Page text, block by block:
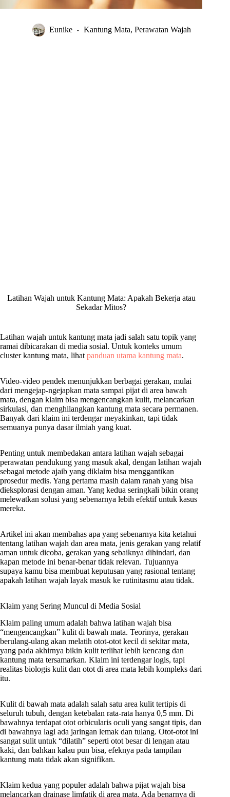
Eunike Kantung Mata, Perawatan Wajah
Latihan Wajah untuk Kantung Mata: Apakah Bekerja atau
Sekadar Mitos?
Latihan wajah untuk kantung mata jadi salah satu topik yang
ramai dibicarakan di media sosial. Untuk konteks umum
cluster kantung mata, lihat panduan utama kantung mata.
Video-video pendek menunjukkan berbagai gerakan, mulai
dari mengejap-ngejapkan mata sampai pijat di area bawah
mata, dengan klaim bisa mengencangkan kulit, melancarkan
sirkulasi, dan menghilangkan kantung mata secara permanen.
Banyak dari klaim ini terdengar meyakinkan, tapi tidak
semuanya punya dasar ilmiah yang kuat.
Penting untuk membedakan antara latihan wajah sebagai
perawatan pendukung yang masuk akal, dengan latihan wajah
sebagai metode ajaib yang diklaim bisa menggantikan
prosedur medis. Yang pertama masih dalam ranah yang bisa
dieksplorasi dengan aman. Yang kedua seringkali bikin orang
melewatkan solusi yang sebenarnya lebih efektif untuk kasus
mereka.
Artikel ini akan membahas apa yang sebenarnya kita ketahui
tentang latihan wajah dan area mata, jenis gerakan yang relatif
aman untuk dicoba, gerakan yang sebaiknya dihindari, dan
kapan metode ini benar-benar tidak relevan. Tujuannya
supaya kamu bisa membuat keputusan yang rasional tentang
apakah latihan wajah layak masuk ke rutinitasmu atau tidak.
Klaim yang Sering Muncul di Media Sosial
Klaim paling umum adalah bahwa latihan wajah bisa
“mengencangkan” kulit di bawah mata. Teorinya, gerakan
berulang-ulang akan melatih otot-otot kecil di sekitar mata,
yang pada akhirnya bikin kulit terlihat lebih kencang dan
kantung mata tersamarkan. Klaim ini terdengar logis, tapi
realitas biologis kulit dan otot di area mata lebih kompleks dari
itu.
Kulit di bawah mata adalah salah satu area kulit tertipis di
seluruh tubuh, dengan ketebalan rata-rata hanya 0,5 mm. Di
bawahnya terdapat otot orbicularis oculi yang sangat tipis, dan
di bawahnya lagi ada jaringan lemak dan tulang. Otot-otot ini
sangat sulit untuk “dilatih” seperti otot besar di lengan atau
kaki, dan bahkan kalau pun bisa, efeknya pada tampilan
kantung mata tidak akan signifikan.
Klaim kedua yang populer adalah bahwa pijat wajah bisa
melancarkan drainase limfatik di area mata. Ada benarnya di